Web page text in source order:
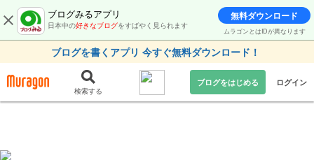
ブログみるアプリ
日本中の好きなブログをすばやく見られます
無料ダウンロード
ムラゴンとはIDが異なります
ブログを書くアプリ 今すぐ無料ダウンロード！
検索する
ブログをはじめる ログイン